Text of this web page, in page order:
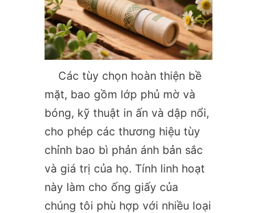
mặt, bao gồm lớp phủ mờ và
bóng, kỹ thuật in ấn và dập nổi,
cho phép các thương hiệu tùy
chỉnh bao bì phản ánh bản sắc
và giá trị của họ. Tính linh hoạt
này làm cho ống giấy của
chúng tôi phù hợp với nhiều loại